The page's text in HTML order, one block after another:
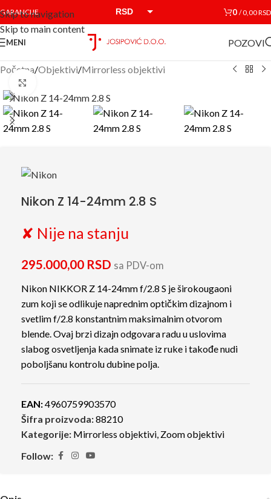
Skip to navigation
Skip to main content
GARANCIJE RSD 0 /0,00RSD
MENI POZOVI
Početna/Objektivi/Mirrorless objektivi
Nikon Z 14-24mm 2.8 S
✘ Nije na stanju
295.000,00 RSD sa PDV-om
Nikon NIKKOR Z 14-24mm f/2.8 S je širokougaoni
zum koji se odlikuje naprednim optičkim dizajnom i
svetlim f/2.8 konstantnim maksimalnim otvorom
blende. Ovaj brzi dizajn odgovara radu u uslovima
slabog osvetljenja kada snimate iz ruke i takođe nudi
poboljšanu kontrolu dubine polja.
EAN:4960759903570
Šifra proizvoda:88210
Kategorije: Mirrorless objektivi, Zoom objektivi
Follow: